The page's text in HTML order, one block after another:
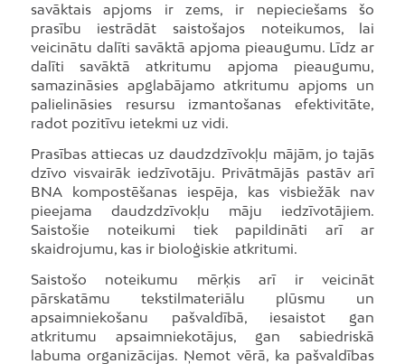
savāktais apjoms ir zems, ir nepieciešams šo
prasību iestrādāt saistošajos noteikumos, lai
veicinātu dalīti savāktā apjoma pieaugumu. Līdz ar
dalīti savāktā atkritumu apjoma pieaugumu,
samazināsies apglabājamo atkritumu apjoms un
palielināsies resursu izmantošanas efektivitāte,
radot pozitīvu ietekmi uz vidi.
Prasības attiecas uz daudzdzīvokļu mājām, jo tajās
dzīvo visvairāk iedzīvotāju. Privātmājās pastāv arī
BNA kompostēšanas iespēja, kas visbiežāk nav
pieejama daudzdzīvokļu māju iedzīvotājiem.
Saistošie noteikumi tiek papildināti arī ar
skaidrojumu, kas ir bioloģiskie atkritumi.
Saistošo noteikumu mērķis arī ir veicināt
pārskatāmu tekstilmateriālu plūsmu un
apsaimniekošanu pašvaldībā, iesaistot gan
atkritumu apsaimniekotājus, gan sabiedriskā
labuma organizācijas. Ņemot vērā, ka pašvaldības